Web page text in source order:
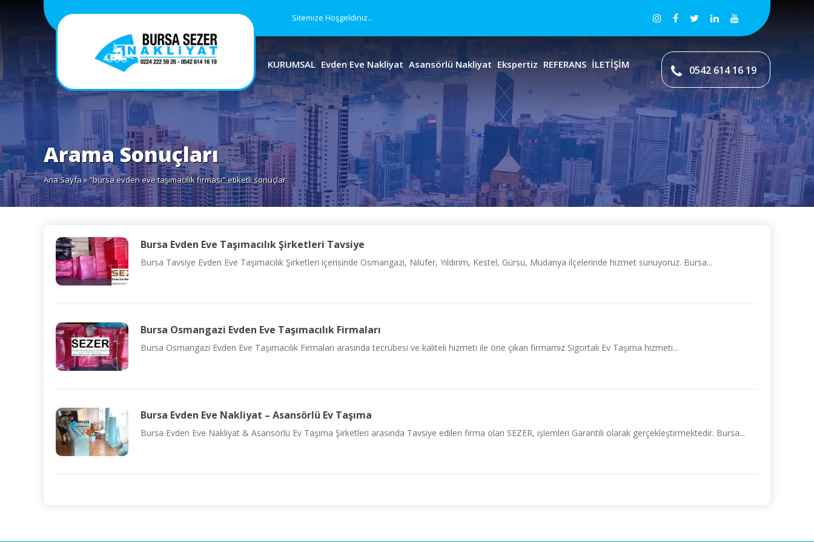
Sitemize Hoşgeldiniz...
KURUMSAL Evden Eve Nakliyat Asansörlü Nakliyat Ekspertiz REFERANS İLETİŞİM 0542 614 16 19
Arama Sonuçları
Ana Sayfa» "bursa evden eve taşımacılık firması" etiketli sonuçlar
Bursa Evden Eve Taşımacılık Şirketleri Tavsiye
Bursa Tavsiye Evden Eve Taşımacılık Şirketleri içerisinde Osmangazi, Nilüfer, Yıldırım, Kestel, Gürsu, Mudanya ilçelerinde hizmet sunuyoruz. Bursa...
Bursa Osmangazi Evden Eve Taşımacılık Firmaları
Bursa Osmangazi Evden Eve Taşımacılık Firmaları arasında tecrübesi ve kaliteli hizmeti ile öne çıkan firmamız Sigortalı Ev Taşıma hizmeti...
Bursa Evden Eve Nakliyat – Asansörlü Ev Taşıma
Bursa Evden Eve Nakliyat & Asansörlü Ev Taşıma Şirketleri arasında Tavsiye edilen firma olan SEZER, işlemleri Garantili olarak gerçekleştirmektedir. Bursa...